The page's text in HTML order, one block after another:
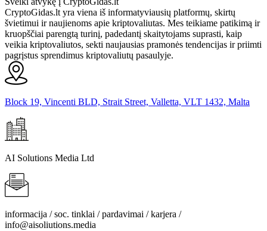
CryptoGidas.lt yra viena iš informatyviausių platformų, skirtų
švietimui ir naujienoms apie kriptovaliutas. Mes teikiame patikimą ir
kruopščiai parengtą turinį, padedantį skaitytojams suprasti, kaip
veikia kriptovaliutos, sekti naujausias pramonės tendencijas ir priimti
pagrįstus sprendimus kriptovaliutų pasaulyje.
Block 19, Vincenti BLD, Strait Street, Valletta, VLT 1432, Malta
AI Solutions Media Ltd
informacija / soc. tinklai / pardavimai / karjera /
info@aisoliutions.media